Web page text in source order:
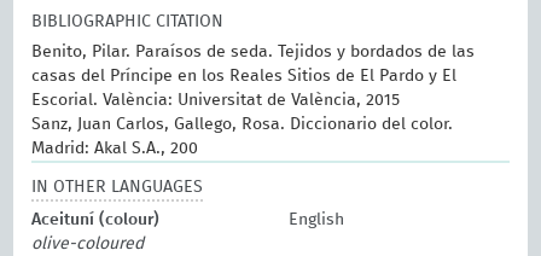
BIBLIOGRAPHIC CITATION
Benito, Pilar. Paraísos de seda. Tejidos y bordados de las
casas del Príncipe en los Reales Sitios de El Pardo y El
Escorial. València: Universitat de València, 2015
Sanz, Juan Carlos, Gallego, Rosa. Diccionario del color.
Madrid: Akal S.A., 200
IN OTHER LANGUAGES
Aceituní (colour)
English
olive-coloured